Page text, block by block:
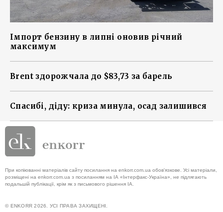
Імпорт бензину в липні оновив річний
максимум
Brent здорожчала до $83,73 за барель
Спасибі, діду: криза минула, осад залишився
При копіюванні матеріалів сайту посилання на enkorr.com.ua обов'язкове. Усі матеріали,
розміщені на enkorr.com.ua з посиланням на ІА «Інтерфакс-Україна», не підлягають
подальшій публікації, крім як з письмового рішення ІА.
© ENKORR 2026. УСІ ПРАВА ЗАХИЩЕНІ.